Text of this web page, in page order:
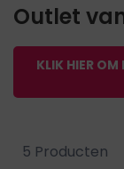
Outlet
KLIK HIER
5 Producten